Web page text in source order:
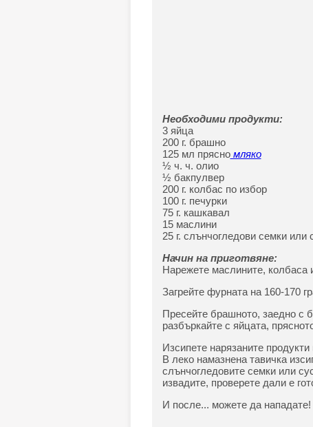
Необходими продукти:
3 яйца
200 г. брашно
125 мл прясномляко
½ ч. ч. олио
½ бакпулвер
200 г. колбас по избор
100 г. печурки
75 г. кашкавал
15 маслини
25 г. слънчогледови семки или
Начин на приготвяне:
Нарежете маслините, колбаса
Загрейте фурната на 160-170
Пресейте брашното, заедно с
разбъркайте с яйцата,
Изсипете нарязаните
В леко намазнена тавичка
слънчогледовите семки или
извадите, проверете дали е
И после... можете да нападате!